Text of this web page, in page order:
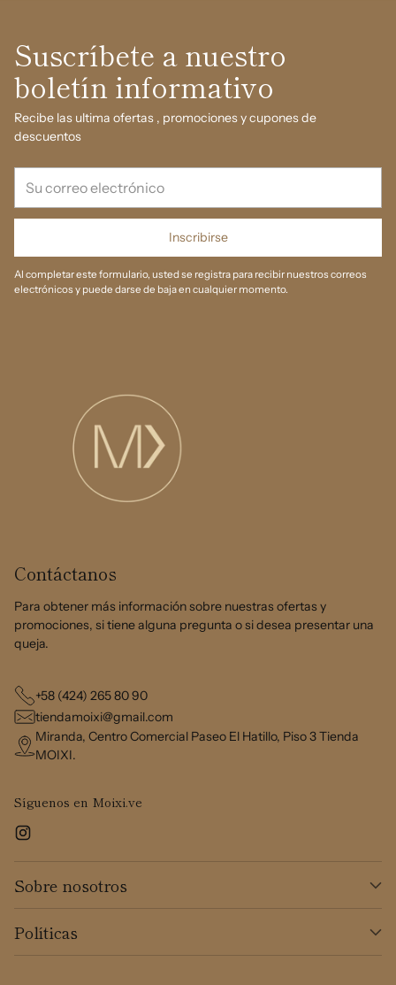
Suscríbete a nuestro
boletín informativo
Recibe las ultima ofertas , promociones y cupones de
descuentos
correo
electrónico
Inscribirse
Al completar este formulario, usted se registra para recibir nuestros correos
electrónicos y puede darse de baja en cualquier momento.
Contáctanos
Para obtener más información sobre nuestras ofertas y
promociones, si tiene alguna pregunta o si desea presentar una
queja.
+58 (424) 265 80 90
tiendamoixi@gmail.com
Miranda, Centro Comercial Paseo El Hatillo, Piso 3 Tienda
MOIXI.
Síguenos en Moixi.ve
Sobre nosotros
Políticas